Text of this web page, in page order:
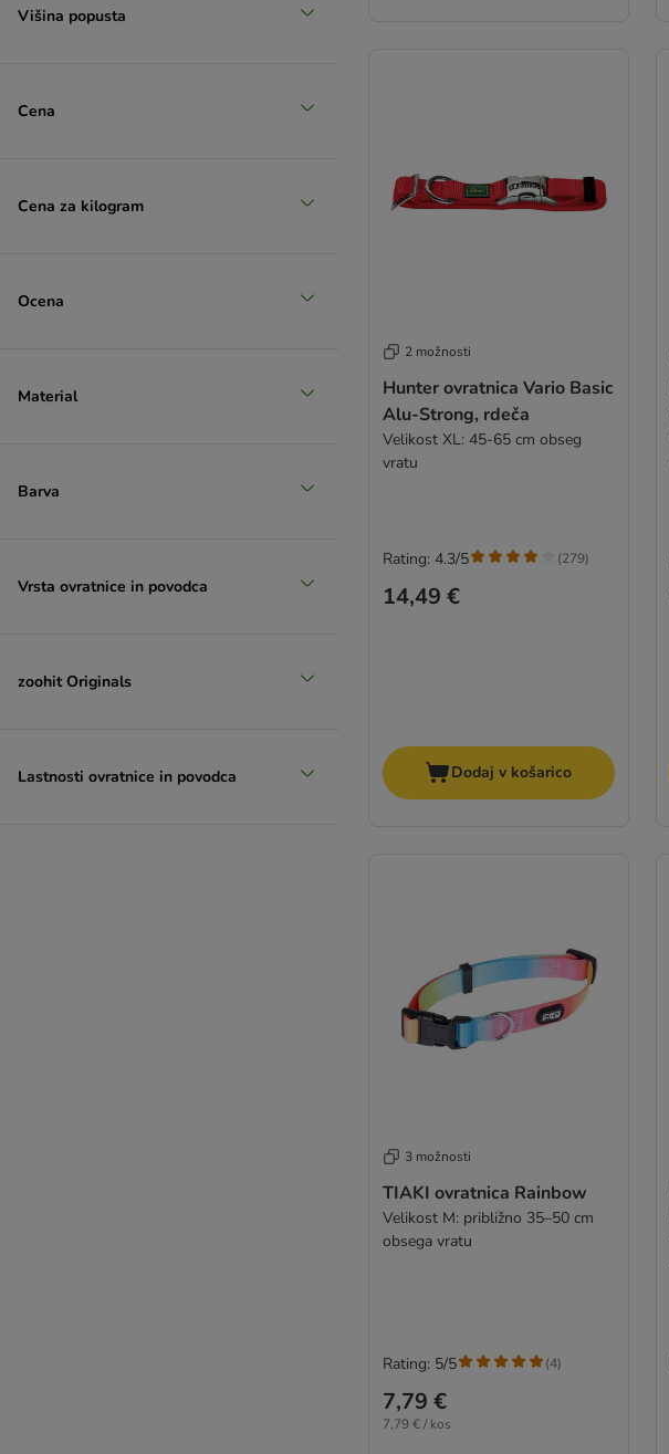
Višina popusta
Cena
Cena za kilogram
Ocena
Material
Barva
Vrsta ovratnice in povodca
zoohit Originals
Lastnosti ovratnice in povodca
2 možnosti
Hunter ovratnica Vario Basic
Alu-Strong, rdeča
Velikost XL: 45-65 cm obseg
vratu
14,49 €
Rating: 4.3/5 (279)
Dodaj v košarico
3 možnosti
TIAKI ovratnica Rainbow
Velikost M: približno 35–50 cm
obsega vratu
7,79 €
7,79 € / kos
Rating: 5/5 (4)